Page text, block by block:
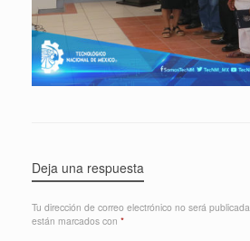
Deja una respuesta
Tu dirección de correo electrónico no será publicada.
están marcados con *